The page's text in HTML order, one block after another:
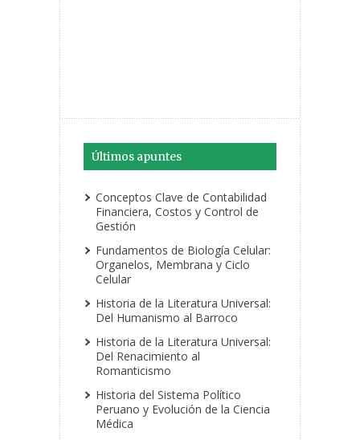
Últimos apuntes
Conceptos Clave de Contabilidad
Financiera, Costos y Control de
Gestión
Fundamentos de Biología Celular:
Organelos, Membrana y Ciclo
Celular
Historia de la Literatura Universal:
Del Humanismo al Barroco
Historia de la Literatura Universal:
Del Renacimiento al
Romanticismo
Historia del Sistema Político
Peruano y Evolución de la Ciencia
Médica